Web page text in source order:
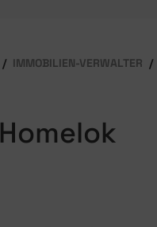
IMMOBILIEN-VERWALTER